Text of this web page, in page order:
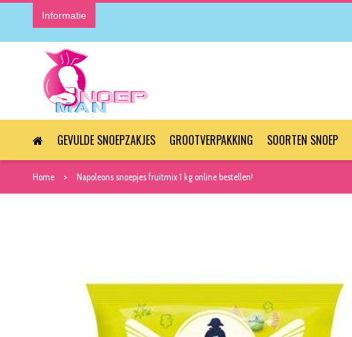
Informatie
GEVULDE SNOEPZAKJES GROOTVERPAKKING SOORTEN SNOEP
Home Napoleons snoepjes fruitmix 1 kg online bestellen!